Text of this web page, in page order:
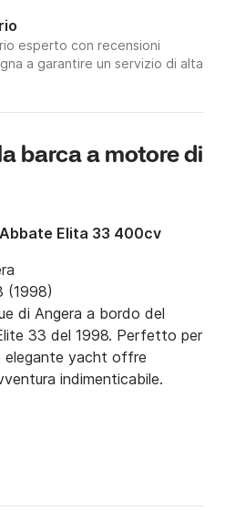
esperto con recensioni
a garantire un servizio di alta
barca a motore di
Elita 33 400cv
(1998)
di Angera a bordo del
33 del 1998. Perfetto per
elegante yacht offre
indimenticabile.
un'intera giornata di